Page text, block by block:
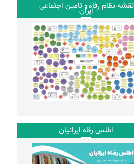
نقشه نظام رفاه و تامین اجتماعی
ایران
اطلس رفاه ایرانیان